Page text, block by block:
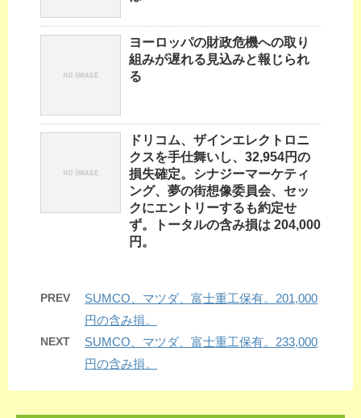
ヨーロッパの財政危機への取り
組みが遅れる見込みと報じられ
る
ドリコム、ザインエレクトロニ
クスを手仕舞いし、32,954円の
損失確定。シナジーマーケティ
ング、夢の街想像委員会、セッ
クにエントリーするも約定せ
ず。トータルの含み損は 204,000
円。
PREV
SUMCO、マツダ、富士重工保有。201,000
円の含み損。
NEXT
SUMCO、マツダ、富士重工保有。233,000
円の含み損。